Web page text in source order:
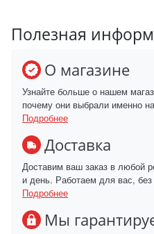
Полезная
О магазине
Узнайте больше о нашем
почему они выбрали именно
Подробнее
Доставка
Доставим ваш заказ в любой
и день. Работаем для вас,
Подробнее
Мы